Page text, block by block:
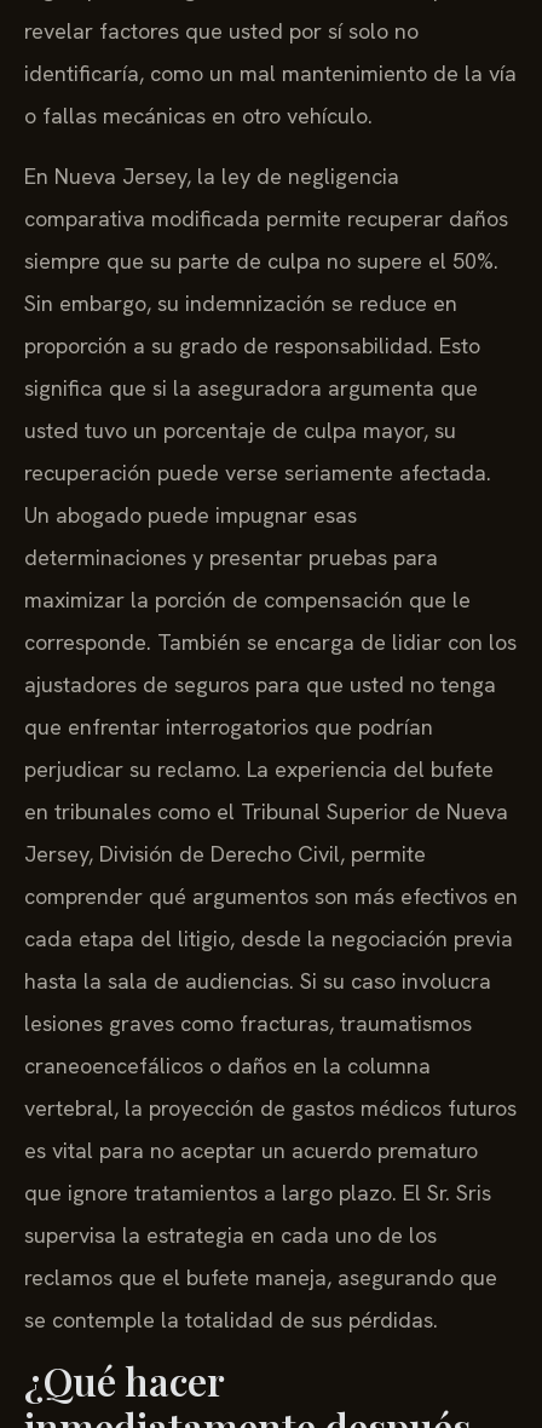
revelar factores que usted por sí solo no
identificaría, como un mal mantenimiento de la vía
o fallas mecánicas en otro vehículo.
En Nueva Jersey, la ley de negligencia
comparativa modificada permite recuperar daños
siempre que su parte de culpa no supere el 50%.
Sin embargo, su indemnización se reduce en
proporción a su grado de responsabilidad. Esto
significa que si la aseguradora argumenta que
usted tuvo un porcentaje de culpa mayor, su
recuperación puede verse seriamente afectada.
Un abogado puede impugnar esas
determinaciones y presentar pruebas para
maximizar la porción de compensación que le
corresponde. También se encarga de lidiar con los
ajustadores de seguros para que usted no tenga
que enfrentar interrogatorios que podrían
perjudicar su reclamo. La experiencia del bufete
en tribunales como el Tribunal Superior de Nueva
Jersey, División de Derecho Civil, permite
comprender qué argumentos son más efectivos en
cada etapa del litigio, desde la negociación previa
hasta la sala de audiencias. Si su caso involucra
lesiones graves como fracturas, traumatismos
craneoencefálicos o daños en la columna
vertebral, la proyección de gastos médicos futuros
es vital para no aceptar un acuerdo prematuro
que ignore tratamientos a largo plazo. El Sr. Sris
supervisa la estrategia en cada uno de los
reclamos que el bufete maneja, asegurando que
se contemple la totalidad de sus pérdidas.
¿Qué hacer